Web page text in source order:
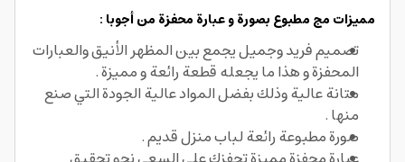
مميزات مج مطبوع بصورة و عبارة محفزة من أجوبا :
تصميم فريد وجميل يجمع بين المظهر الأنيق والعبارات
المحفزة و هذا ما يجعله قطعة رائعة و مميزة .
متانة عالية وذلك بفضل المواد عالية الجودة التي صنع
منها .
صورة مطبوعة رائعة لباب منزل قديم .